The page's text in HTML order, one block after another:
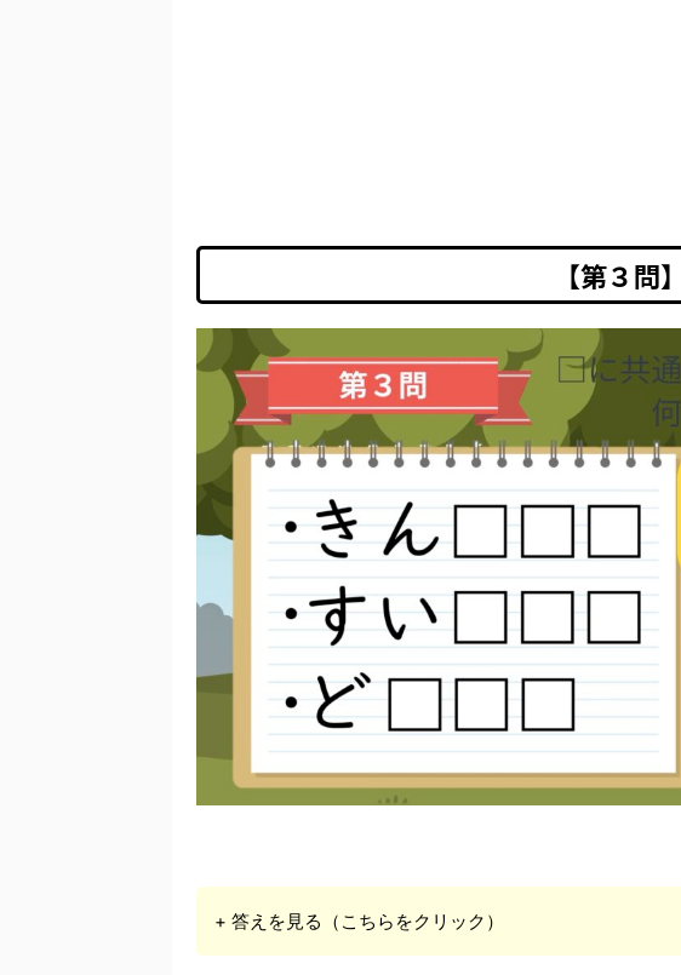
【第３問】
+ 答えを見る（こちらをクリック）